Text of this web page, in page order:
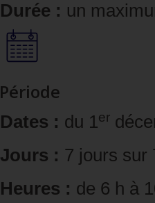
Durée : un
Période
Dates : du 1er
Jours : 7 jours sur
Heures : de 6 h à